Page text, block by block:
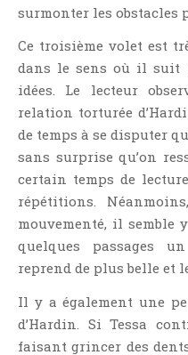
Post Apocalyptique
Rendez-Vous Livresques
Road-Book
Roman
Roman Noir
Romance
Romance Contemporaine
SF Et Fantasy
Swaps Et Challenges
surmonter les obstacles
Ce troisième volet est
dans le sens où il suit
idées. Le lecteur
relation torturée
de temps à se disputer
sans surprise qu’on
certain temps de lecture
répétitions.
mouvementé, il semble
quelques passages
reprend de plus belle et
Il y a également une
d’Hardin. Si Tessa
faisant grincer des